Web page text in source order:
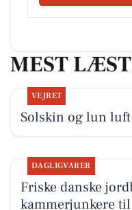
MEST
VEJRET
Solskin og lun
DAGLIGVARER
Friske danske
kammerjunkere